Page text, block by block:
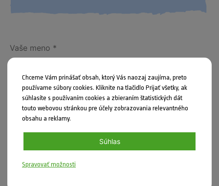
Chceme Vám prinášať obsah, ktorý Vás naozaj zaujíma, preto
používame súbory cookies. Kliknite na tlačidlo Prijať všetky, ak
súhlasíte s používaním cookies a zbieraním štatistických dát
touto webovou stránkou pre účely zobrazovania relevantného
obsahu a reklamy.
Súhlas
Spravovať možnosti